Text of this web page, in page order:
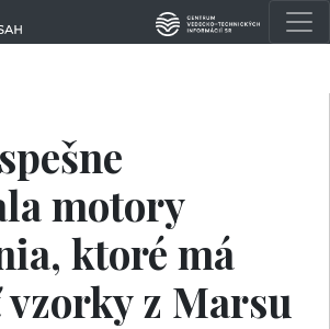
motory
ktoré má
z Marsu